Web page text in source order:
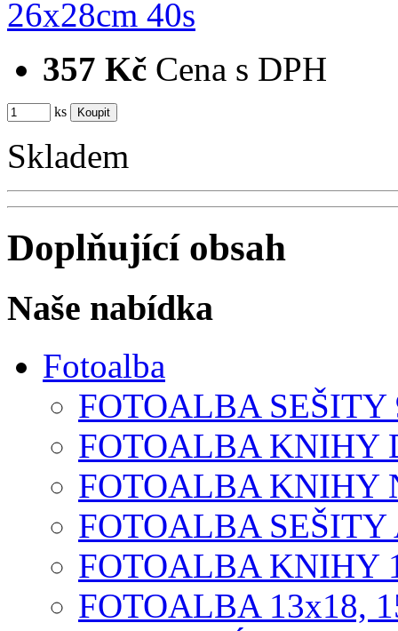
357 Kč Cena s DPH
ks
Skladem
Doplňující obsah
Naše nabídka
Fotoalba
FOTOALBA SEŠITY
FOTOALBA KNIHY
FOTOALBA KNIHY
FOTOALBA SEŠITY
FOTOALBA KNIHY
FOTOALBA 13x18,